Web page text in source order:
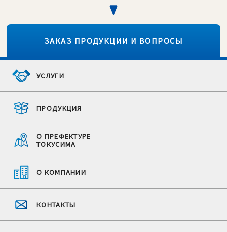
ЗАКАЗ ПРОДУКЦИИ И ВОПРОСЫ
УСЛУГИ
ПРОДУКЦИЯ
О ПРЕФЕКТУРЕ
ТОКУСИМА
О КОМПАНИИ
КОНТАКТЫ